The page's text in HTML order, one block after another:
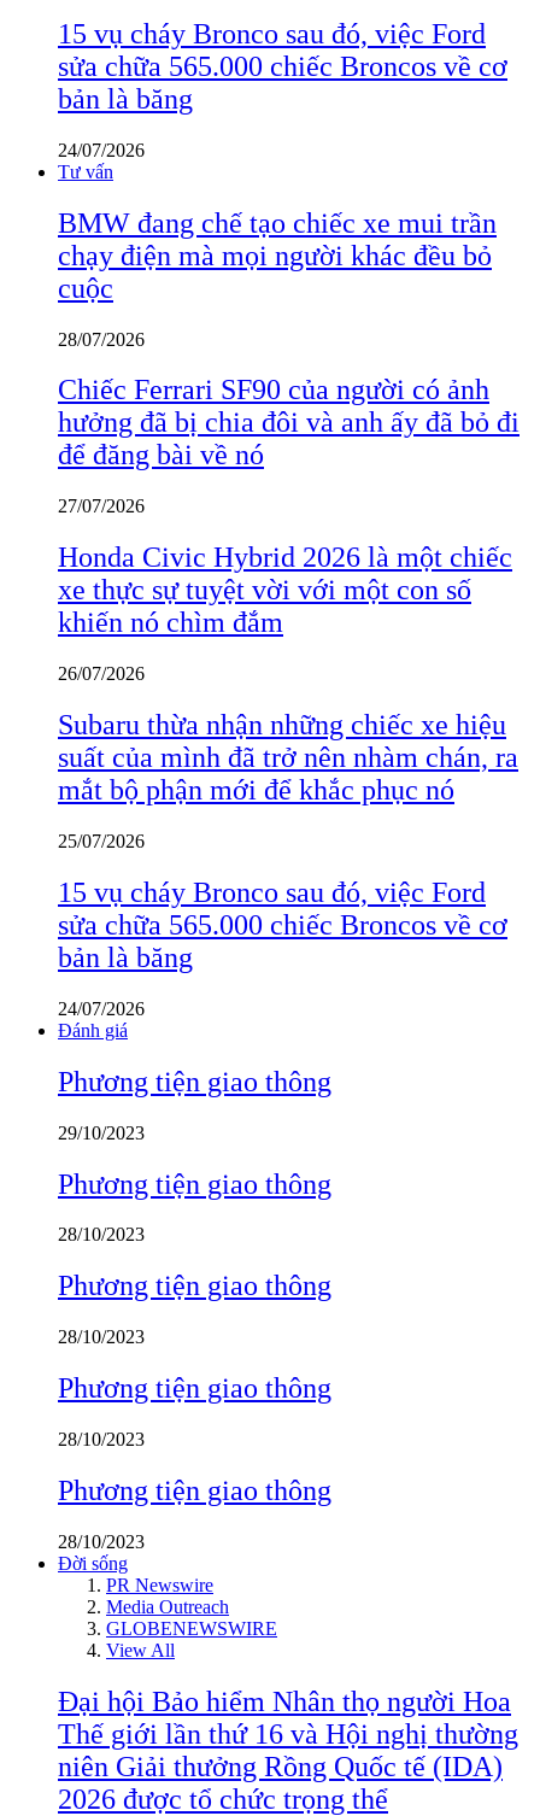
15 vụ cháy Bronco sau đó, việc Ford
sửa chữa 565.000 chiếc Broncos về cơ
bản là băng
24/07/2026
Tư vấn
BMW đang chế tạo chiếc xe mui trần
chạy điện mà mọi người khác đều bỏ
cuộc
28/07/2026
Chiếc Ferrari SF90 của người có ảnh
hưởng đã bị chia đôi và anh ấy đã bỏ đi
để đăng bài về nó
27/07/2026
Honda Civic Hybrid 2026 là một chiếc
xe thực sự tuyệt vời với một con số
khiến nó chìm đắm
26/07/2026
Subaru thừa nhận những chiếc xe hiệu
suất của mình đã trở nên nhàm chán, ra
mắt bộ phận mới để khắc phục nó
25/07/2026
15 vụ cháy Bronco sau đó, việc Ford
sửa chữa 565.000 chiếc Broncos về cơ
bản là băng
24/07/2026
Đánh giá
Phương tiện giao thông
29/10/2023
Phương tiện giao thông
28/10/2023
Phương tiện giao thông
28/10/2023
Phương tiện giao thông
28/10/2023
Phương tiện giao thông
28/10/2023
Đời sống
PR Newswire
Media Outreach
GLOBENEWSWIRE
View All
Đại hội Bảo hiểm Nhân thọ người Hoa
Thế giới lần thứ 16 và Hội nghị thường
niên Giải thưởng Rồng Quốc tế (IDA)
2026 được tổ chức trọng thể